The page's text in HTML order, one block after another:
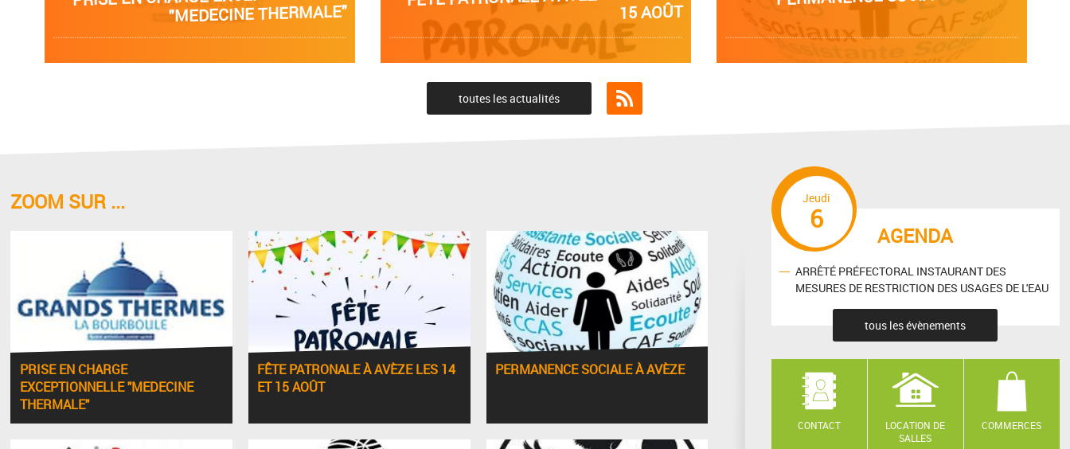
15 AOÛT
toutes les actualités
ZOOM SUR ...
PRISE EN CHARGE
EXCEPTIONNELLE "MEDECINE
THERMALE"
FÊTE PATRONALE À AVÈZE LES 14
ET 15 AOÛT
PERMANENCE SOCIALE À AVÈZE
AGENDA
Jeudi
6
ARRÊTÉ PRÉFECTORAL INSTAURANT DES
MESURES DE RESTRICTION DES USAGES DE L'EAU
tous les évènements
CONTACT
LOCATION DE
SALLES
COMMERCES